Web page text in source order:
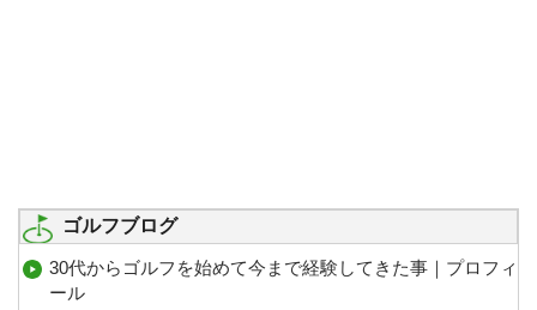
ゴルフブログ
30代からゴルフを始めて今まで経験してきた事｜プロフィ
ール